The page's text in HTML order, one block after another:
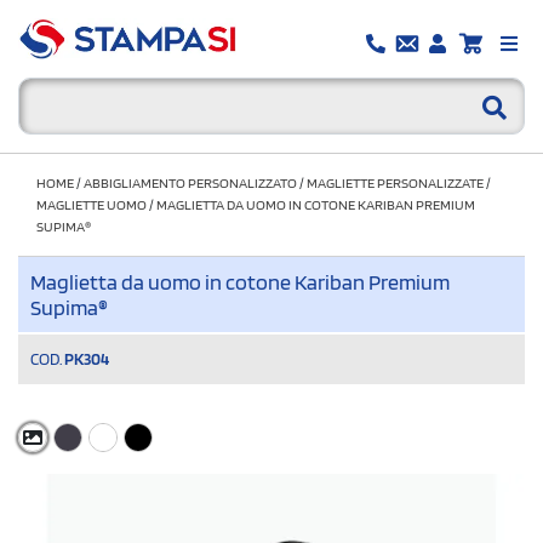
HOME/ABBIGLIAMENTO PERSONALIZZATO/MAGLIETTE PERSONALIZZATE/
MAGLIETTE UOMO/MAGLIETTA DA UOMO IN COTONE KARIBAN PREMIUM
SUPIMA®
Maglietta da uomo in cotone Kariban Premium
Supima®
COD. PK304